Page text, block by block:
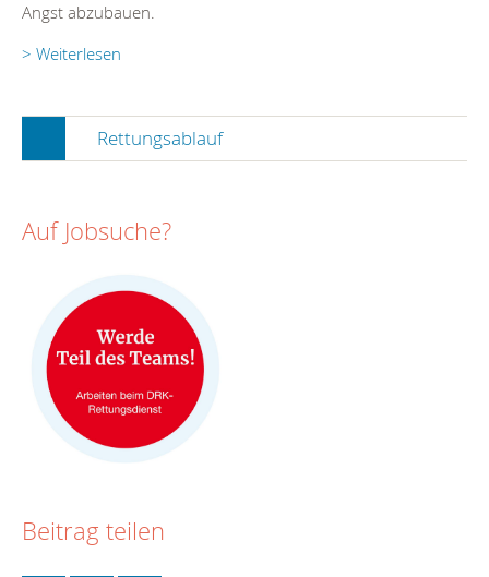
Angst abzubauen.
> Weiterlesen
Rettungsablauf
Auf Jobsuche?
Beitrag teilen